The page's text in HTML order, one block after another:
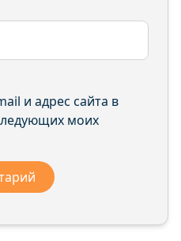
и адрес сайта в
моих